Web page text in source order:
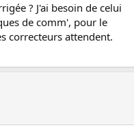
? J'ai besoin de celui
de comm', pour le
correcteurs attendent.